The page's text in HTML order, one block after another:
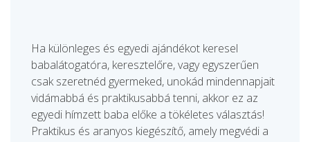
Ha különleges és egyedi ajándékot keresel
babalátogatóra, keresztelőre, vagy egyszerűen
csak szeretnéd gyermeked, unokád mindennapjait
vidámabbá és praktikusabbá tenni, akkor ez az
egyedi hímzett baba előke a tökéletes választás!
Praktikus és aranyos kiegészítő, amely megvédi a